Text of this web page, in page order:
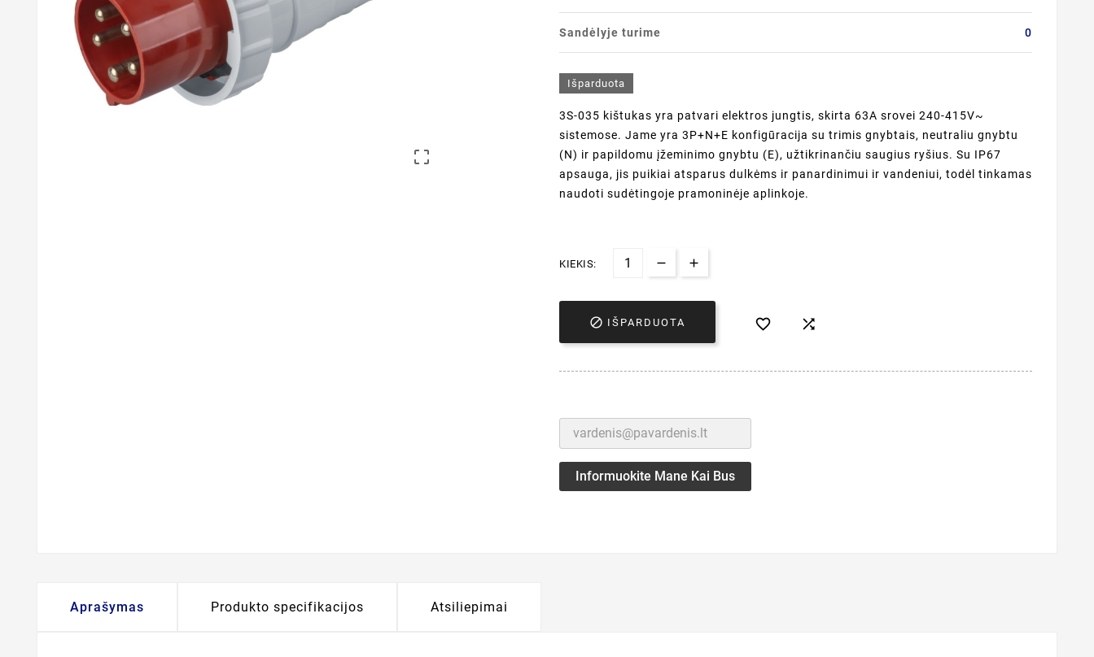

Sandėlyje turime 0
Išparduota
3S-035 kištukas yra patvari elektros jungtis, skirta 63A srovei 240-415V~
sistemose. Jame yra 3P+N+E konfigūracija su trimis gnybtais, neutraliu gnybtu
(N) ir papildomu įžeminimo gnybtu (E), užtikrinančiu saugius ryšius. Su IP67
apsauga, jis puikiai atsparus dulkėms ir panardinimui ir vandeniui, todėl tinkamas
naudoti sudėtingoje pramoninėje aplinkoje.
KIEKIS:
 IŠPARDUOTA  
Informuokite Mane Kai Bus
Aprašymas Produkto specifikacijos Atsiliepimai